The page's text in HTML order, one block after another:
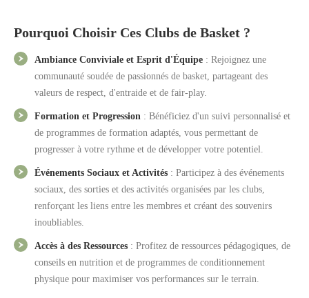
Pourquoi Choisir Ces Clubs de Basket ?
Ambiance Conviviale et Esprit d'Équipe : Rejoignez une
communauté soudée de passionnés de basket, partageant des
valeurs de respect, d'entraide et de fair-play.
Formation et Progression : Bénéficiez d'un suivi personnalisé et
de programmes de formation adaptés, vous permettant de
progresser à votre rythme et de développer votre potentiel.
Événements Sociaux et Activités : Participez à des événements
sociaux, des sorties et des activités organisées par les clubs,
renforçant les liens entre les membres et créant des souvenirs
inoubliables.
Accès à des Ressources : Profitez de ressources pédagogiques, de
conseils en nutrition et de programmes de conditionnement
physique pour maximiser vos performances sur le terrain.